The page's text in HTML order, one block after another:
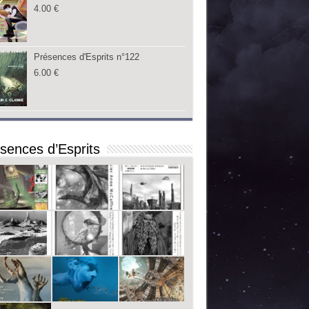
4.00 €
Présences d'Esprits n°122
6.00 €
d’Esprits